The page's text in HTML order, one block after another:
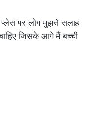
प्लेस पर लोग मुझसे सलाह
जिसके आगे मैं बच्ची